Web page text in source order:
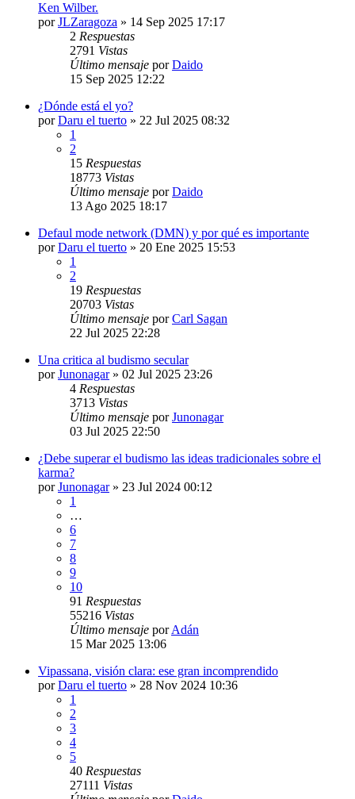
Ken Wilber.
porJLZaragoza » 14 Sep 2025 17:17
2 Respuestas
2791 Vistas
Último mensaje porDaido
15 Sep 2025 12:22
¿Dónde está el yo?
porDaru el tuerto » 22 Jul 2025 08:32
1
2
15 Respuestas
18773 Vistas
Último mensaje porDaido
13 Ago 2025 18:17
Defaul mode network (DMN) y por qué es importante
porDaru el tuerto » 20 Ene 2025 15:53
1
2
19 Respuestas
20703 Vistas
Último mensaje porCarl Sagan
22 Jul 2025 22:28
Una critica al budismo secular
porJunonagar» 02 Jul 2025 23:26
4 Respuestas
3713 Vistas
Último mensaje porJunonagar
03 Jul 2025 22:50
¿Debe superar el budismo las ideas tradicionales sobre el
karma?
porJunonagar» 23 Jul 2024 00:12
1
…
6
7
8
9
10
91 Respuestas
55216 Vistas
Último mensaje porAdán
15 Mar 2025 13:06
Vipassana, visión clara: ese gran incomprendido
porDaru el tuerto » 28 Nov 2024 10:36
1
2
3
4
5
40 Respuestas
27111 Vistas